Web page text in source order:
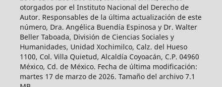
otorgados por el Instituto Nacional del Derecho de
Autor. Responsables de la última actualización de este
número, Dra. Angélica Buendía Espinosa y Dr. Walter
Beller Taboada, División de Ciencias Sociales y
Humanidades, Unidad Xochimilco, Calz. del Hueso
1100, Col. Villa Quietud, Alcaldía Coyoacán, C.P. 04960
México, Cd. de México. Fecha de última modificación:
martes 17 de marzo de 2026. Tamaño del archivo 7.1